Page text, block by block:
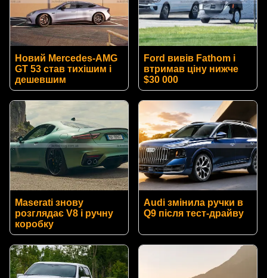
Новий Mercedes-AMG
GT 53 став тихішим і
дешевшим
Ford вивів Fathom і
втримав ціну нижче
$30 000
Maserati знову
розглядає V8 і ручну
коробку
Audi змінила ручки в
Q9 після тест-драйву